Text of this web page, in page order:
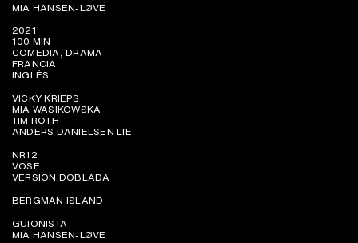
MIA HANSEN-LØVE
2021
100 MIN
COMEDIA, DRAMA
FRANCIA
INGLÉS
VICKY KRIEPS
MIA WASIKOWSKA
TIM ROTH
ANDERS DANIELSEN LIE
NR12
VOSE
VERSION DOBLADA
BERGMAN ISLAND
GUIONISTA
MIA HANSEN-LØVE